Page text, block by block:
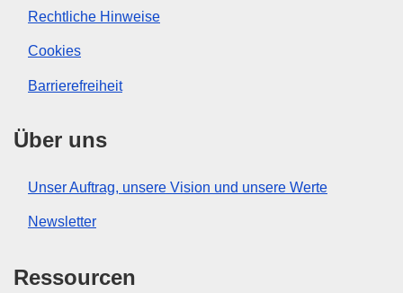
Rechtliche Hinweise
Cookies
Barrierefreiheit
Über uns
Unser Auftrag, unsere Vision und unsere Werte
Newsletter
Ressourcen